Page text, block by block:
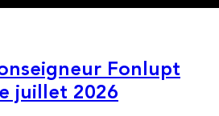
Fonlupt
juillet 2026